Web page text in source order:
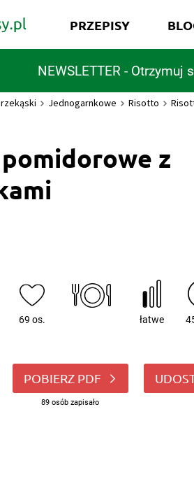
NEWSLETTER -
PRZEPISY
Jednogarnkowe Risotto
z
69 os. łatwe
POBIERZ PDF
89 osób zapisało